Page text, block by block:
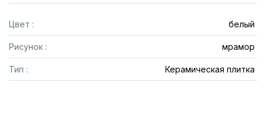
Цвет : белый
Рисунок : мрамор
Тип : Керамическая плитка